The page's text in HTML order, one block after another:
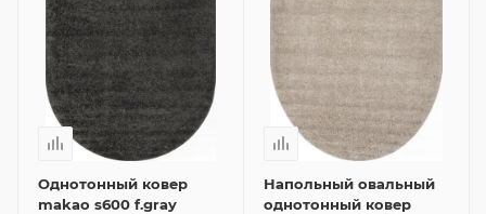
Однотонный ковер
makao s600 f.gray
Напольный овальный
однотонный ковер